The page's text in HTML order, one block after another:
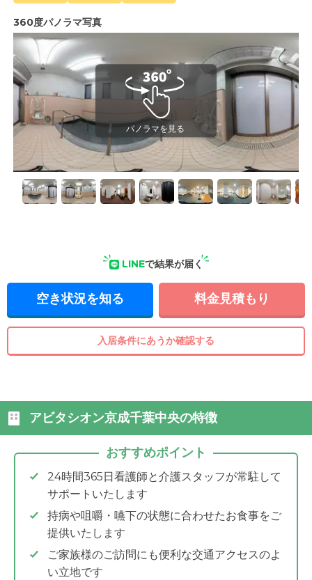
360度パノラマ写真
LINEで結果が届く
空き状況を知る 料金見積もり
入居条件にあうか確認する
アビタシオン京成千葉中央の特徴
おすすめポイント
24時間365日看護師と介護スタッフが常駐して
サポートいたします
持病や咀嚼・嚥下の状態に合わせたお食事をご
提供いたします
ご家族様のご訪問にも便利な交通アクセスのよ
い立地です